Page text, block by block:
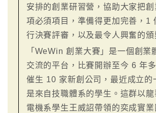
安排的創業研習營，協助大家把
項必須項目，準備得更加完善，1
行決賽評審，以及最令人興奮的頒
「WeWin 創業大賽」是一個創業
交流的平台，比賽開辦至今 6 年
催生 10 家新創公司，最近成立的
是來自技職體系的學生。這群以
電機系學生王威詔帶領的奕成實